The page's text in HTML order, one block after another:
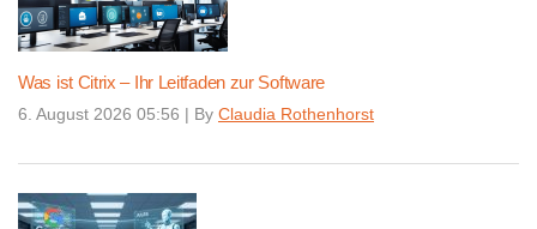
Was ist Citrix – Ihr Leitfaden zur Software
6. August 2026 05:56 | By Claudia Rothenhorst